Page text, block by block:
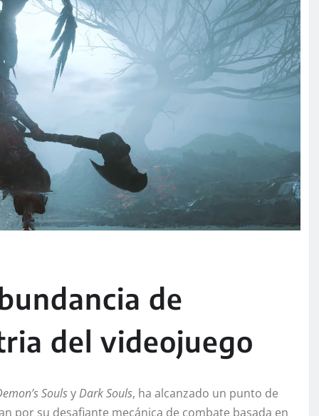
de
del videojuego
SoulsyDark Souls, ha alcanzado un punto de
por su desafiante mecánica de combate basada en